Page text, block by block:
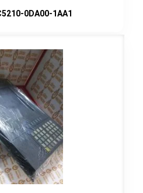
0DA00-1AA1